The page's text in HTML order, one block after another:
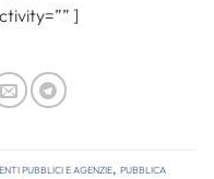
]
Enti pubblici e agenzie, Pubblica